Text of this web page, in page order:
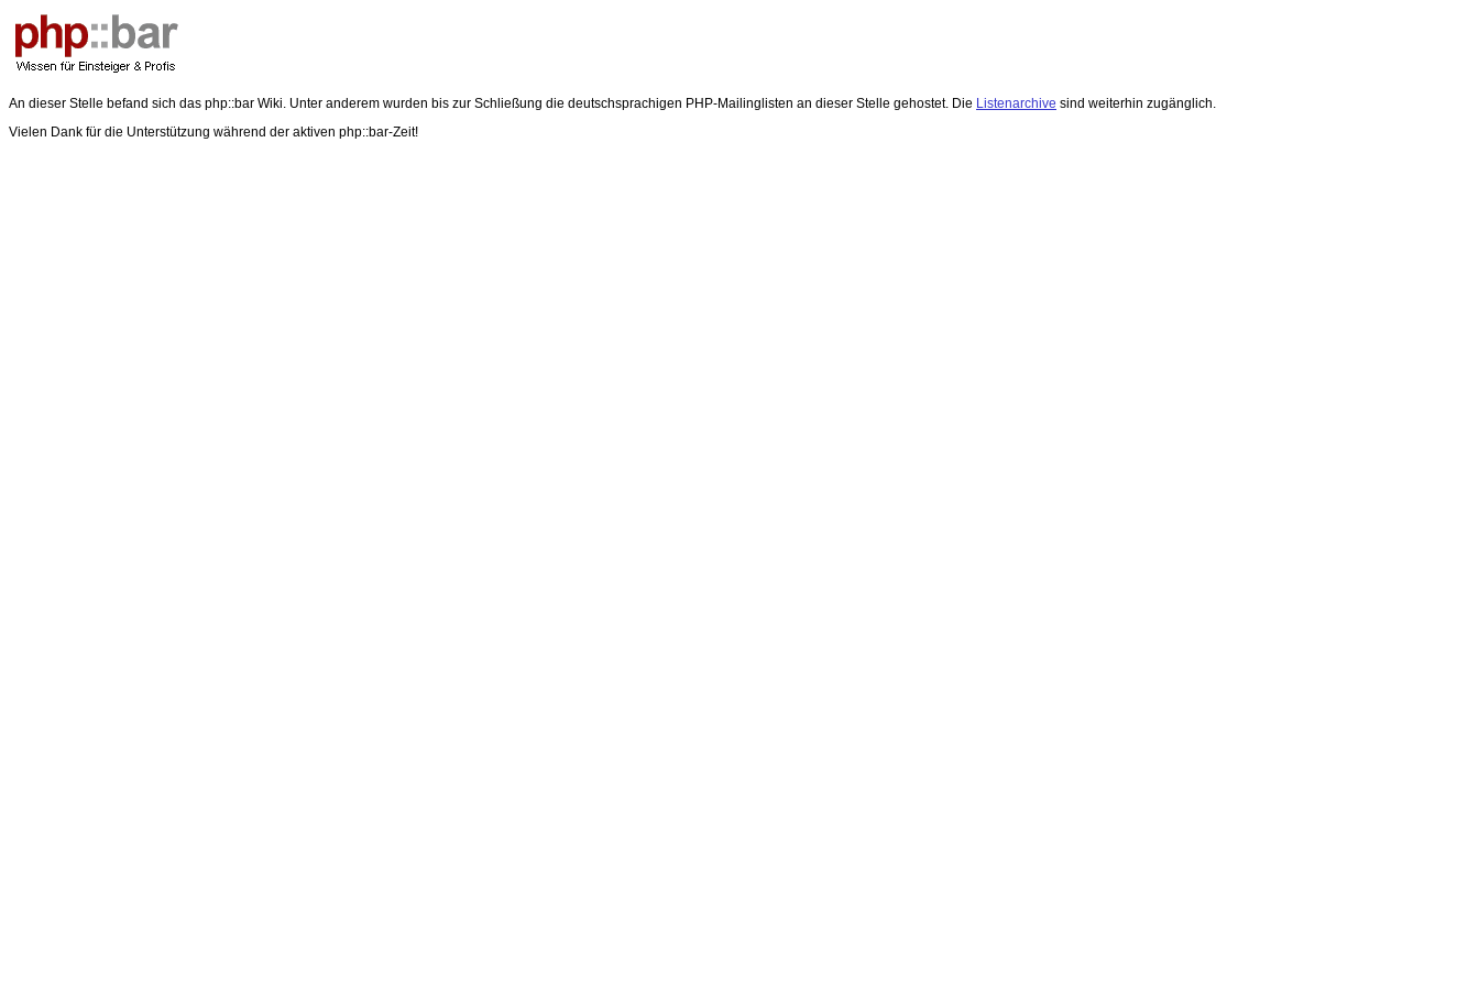
An dieser Stelle befand sich das php::bar Wiki. Unter anderem wurden bis zur Schließung die deutschsprachigen PHP-Mailinglisten an dieser Stelle gehostet. Die Listenarchive sind weiterhin zugänglich.
Vielen Dank für die Unterstützung während der aktiven php::bar-Zeit!